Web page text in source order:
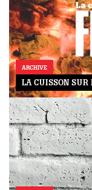
ARCHIVE
LA CUISSON SUR